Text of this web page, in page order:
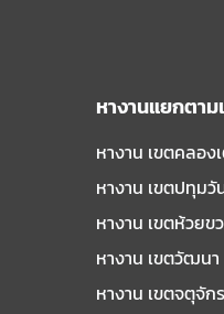
หางานแยกตา
หางาน เขตคลอง
หางาน เขตปทุมวั
หางาน เขตห้วยข
หางาน เขตวัฒนา
หางาน เขตจตุจักร